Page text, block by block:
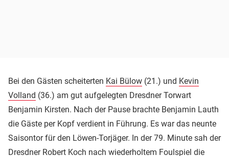
Bei den Gästen scheiterten Kai Bülow (21.) und Kevin
Volland (36.) am gut aufgelegten Dresdner Torwart
Benjamin Kirsten. Nach der Pause brachte Benjamin Lauth
die Gäste per Kopf verdient in Führung. Es war das neunte
Saisontor für den Löwen-Torjäger. In der 79. Minute sah der
Dresdner Robert Koch nach wiederholtem Foulspiel die